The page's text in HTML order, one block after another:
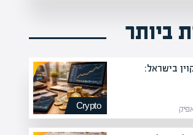
ביותר
Crypto
בישראל: